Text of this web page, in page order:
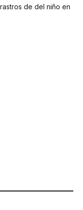
de del niño en